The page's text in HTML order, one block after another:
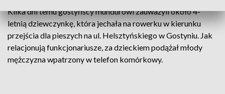
Kilka dni temu gostyńscy mundurowi zauważyli około 4-
letnią dziewczynkę, która jechała na rowerku w kierunku
przejścia dla pieszych na ul. Helsztyńskiego w Gostyniu. Jak
relacjonują funkcjonariusze, za dzieckiem podążał młody
mężczyzna wpatrzony w telefon komórkowy.